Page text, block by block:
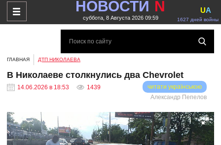
НОВОСТИ N
суббота, 8 Августа 2026 09:59 1627 дней войны
UA
ГЛАВНАЯ ДТП НИКОЛАЕВА
В Николаеве столкнулись два Chevrolet
14.06.2026 в 18:53 1439
читати українською
Александр Пепелов